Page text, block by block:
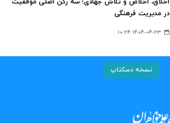
در مدیریت فرهنگی
۱۴۰۴-۰۴-۲۳ ۱۰:۲۴
نسخه دسکتاپ